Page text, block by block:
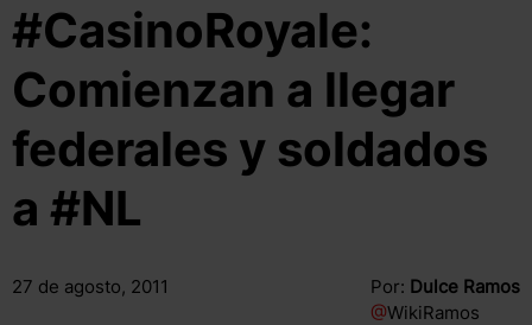
#CasinoRoyale:
Comienzan a llegar
federales y soldados
a #NL
27 de agosto, 2011 Por: Dulce Ramos
@WikiRamos